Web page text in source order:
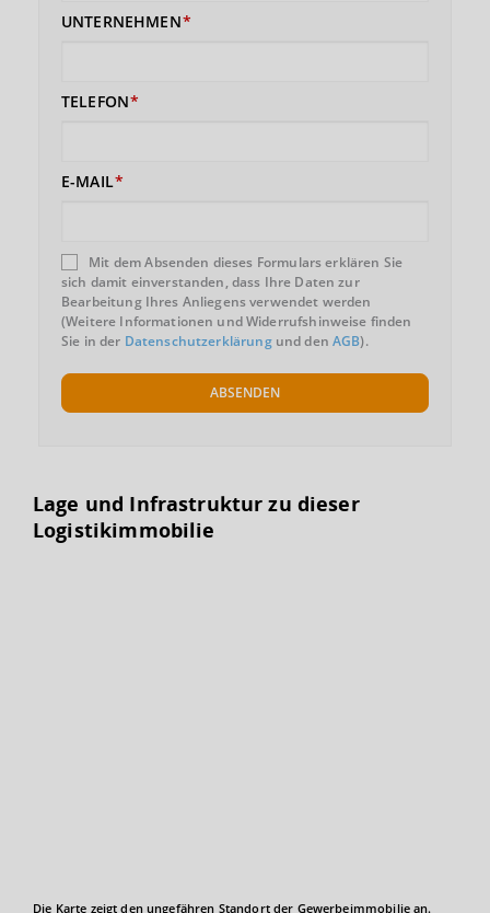
UNTERNEHMEN
TELEFON
E-MAIL
Mit dem Absenden dieses Formulars erklären Sie
sich damit einverstanden, dass Ihre Daten zur
Bearbeitung Ihres Anliegens verwendet werden
(Weitere Informationen und Widerrufshinweise finden
Sie in der Datenschutzerklärungund denAGB).
ABSENDEN
Lage und Infrastruktur zu dieser
Logistikimmobilie
Die Karte zeigt den ungefähren Standort der Gewerbeimmobilie an.